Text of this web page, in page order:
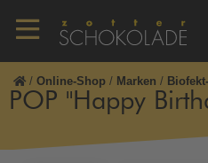
/ Online-Shop / Marken /
POP "Happy